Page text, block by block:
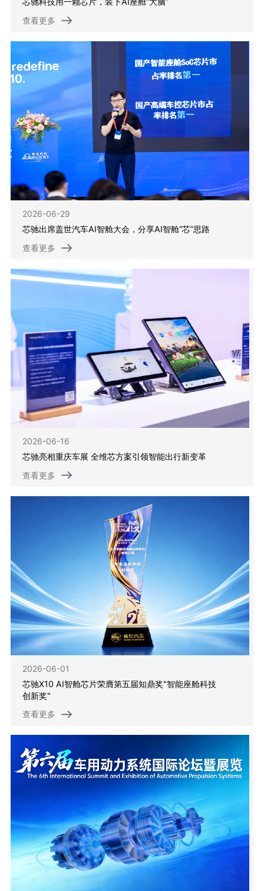
查看更多
2026-06-29
芯驰出席盖世汽车AI智舱大会，分享AI智舱“芯”思路
查看更多
2026-06-16
芯驰亮相重庆车展 全维芯方案引领智能出行新变革
查看更多
2026-06-01
芯驰X10 AI智舱芯片荣膺第五届知鼎奖"智能座舱科技
创新奖"
查看更多